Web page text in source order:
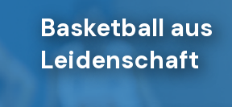
Basketball aus
Leidenschaft